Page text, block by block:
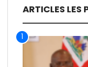
ARTICLES LES
1